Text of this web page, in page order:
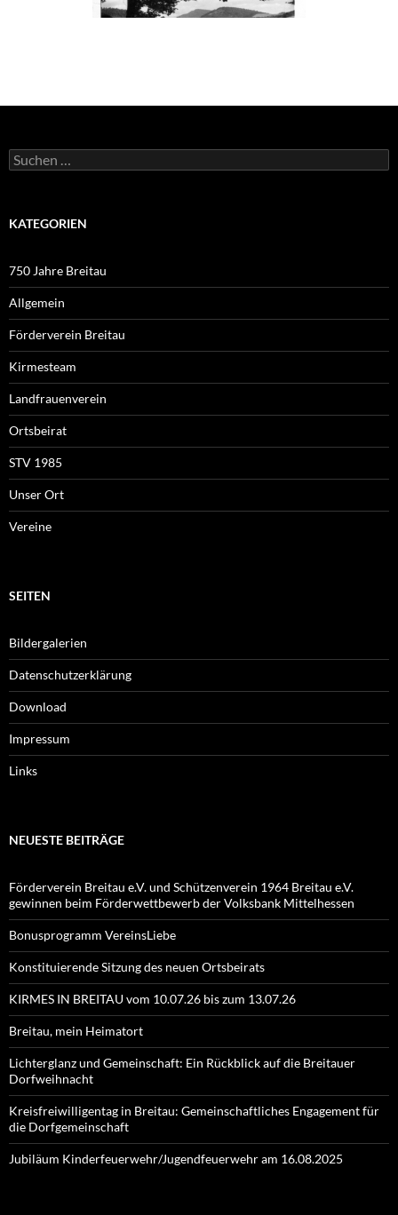
Suchen
nach:
KATEGORIEN
750 Jahre Breitau
Allgemein
Förderverein Breitau
Kirmesteam
Landfrauenverein
Ortsbeirat
STV 1985
Unser Ort
Vereine
SEITEN
Bildergalerien
Datenschutzerklärung
Download
Impressum
Links
NEUESTE BEITRÄGE
Förderverein Breitau e.V. und Schützenverein 1964 Breitau e.V.
gewinnen beim Förderwettbewerb der Volksbank Mittelhessen
Bonusprogramm VereinsLiebe
Konstituierende Sitzung des neuen Ortsbeirats
KIRMES IN BREITAU vom 10.07.26 bis zum 13.07.26
Breitau, mein Heimatort
Lichterglanz und Gemeinschaft: Ein Rückblick auf die Breitauer
Dorfweihnacht
Kreisfreiwilligentag in Breitau: Gemeinschaftliches Engagement für
die Dorfgemeinschaft
Jubiläum Kinderfeuerwehr/Jugendfeuerwehr am 16.08.2025